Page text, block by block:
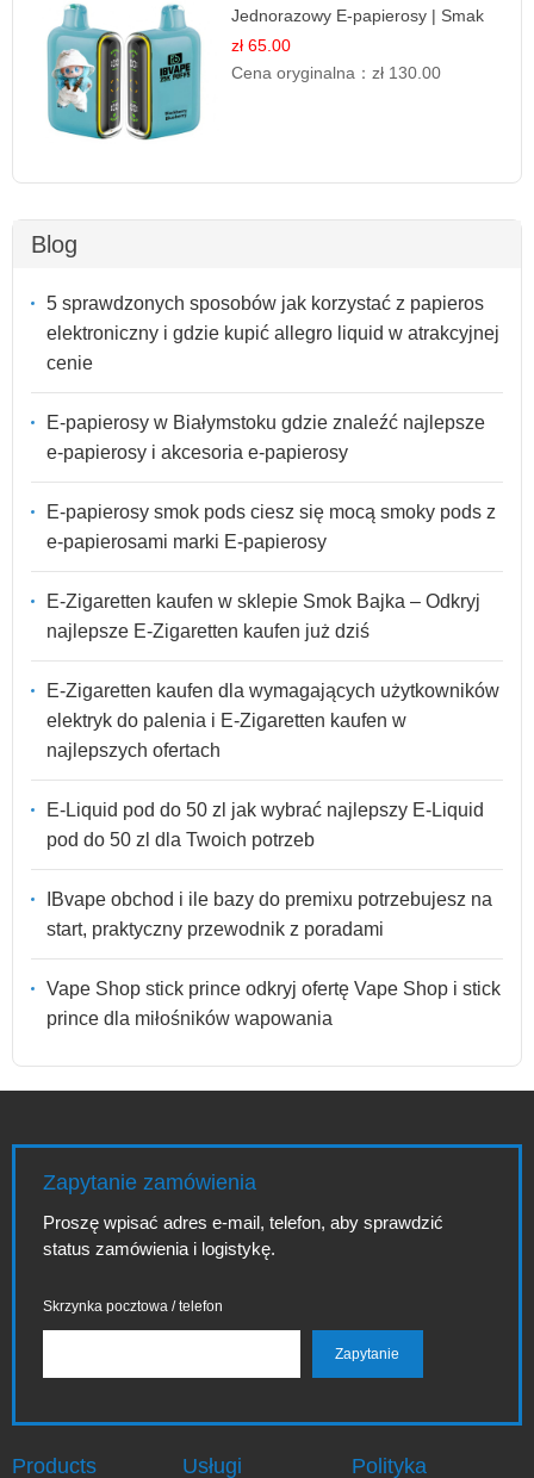
Jednorazowy E-papierosy | Smak
Leśnych Owoców
zł 65.00
Cena oryginalna：zł 130.00
Blog
5 sprawdzonych sposobów jak korzystać z papieros
elektroniczny i gdzie kupić allegro liquid w atrakcyjnej
cenie
E-papierosy w Białymstoku gdzie znaleźć najlepsze
e-papierosy i akcesoria e-papierosy
E-papierosy smok pods ciesz się mocą smoky pods z
e-papierosami marki E-papierosy
E-Zigaretten kaufen w sklepie Smok Bajka – Odkryj
najlepsze E-Zigaretten kaufen już dziś
E-Zigaretten kaufen dla wymagających użytkowników
elektryk do palenia i E-Zigaretten kaufen w
najlepszych ofertach
E-Liquid pod do 50 zl jak wybrać najlepszy E-Liquid
pod do 50 zl dla Twoich potrzeb
IBvape obchod i ile bazy do premixu potrzebujesz na
start, praktyczny przewodnik z poradami
Vape Shop stick prince odkryj ofertę Vape Shop i stick
prince dla miłośników wapowania
Zapytanie zamówienia
Proszę wpisać adres e-mail, telefon, aby sprawdzić
status zamówienia i logistykę.
Skrzynka pocztowa / telefon
Products Usługi Polityka